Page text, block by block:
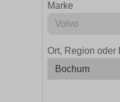
Marke
Ort, Region oder